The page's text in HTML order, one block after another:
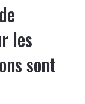
les
sont